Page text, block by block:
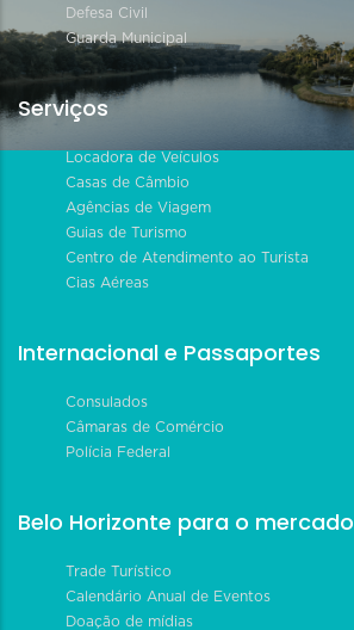
Defesa Civil
Guarda Municipal
Serviços
Locadora de Veículos
Casas de Câmbio
Agências de Viagem
Guias de Turismo
Centro de Atendimento ao Turista
Cias Aéreas
Internacional e Passaportes
Consulados
Câmaras de Comércio
Polícia Federal
Belo Horizonte para o mercado
Trade Turístico
Calendário Anual de Eventos
Doação de mídias